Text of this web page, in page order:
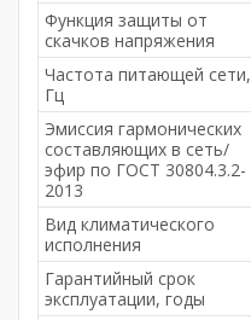
Функция защиты от
скачков напряжения
Частота питающей сети,
Гц
Эмиссия гармонических
составляющих в сеть/
эфир по ГОСТ 30804.3.2-
2013
Вид климатического
исполнения
Гарантийный срок
эксплуатации, годы